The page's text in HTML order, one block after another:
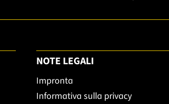
NOTE LEGALI
Impronta
Informativa sulla privacy